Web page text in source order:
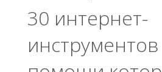
вашего
бизнеса
30 интернет-